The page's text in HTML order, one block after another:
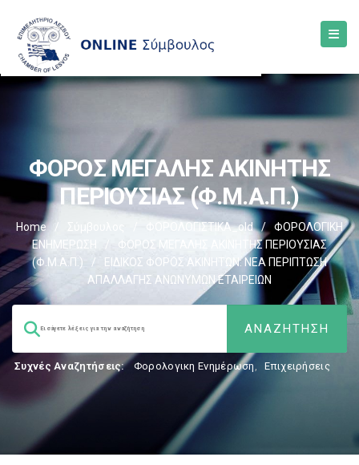
ΦΟΡΟΣ ΜΕΓΑΛΗΣ ΑΚΙΝΗΤΗΣ
ΠΕΡΙΟΥΣΙΑΣ (Φ.Μ.Α.Π.)
Home / Σύμβουλος ΦΟΡΟΛΟΓΙΣΤΙΚΑ_old /
ΦΟΡΟΛΟΓΙΚΗ
ΕΝΗΜΕΡΩΣΗ
/
ΦΟΡΟΣ ΜΕΓΑΛΗΣ ΑΚΙΝΗΤΗΣ ΠΕΡΙΟΥΣΙΑΣ
(Φ.Μ.Α.Π.)
/
ΕΙΔΙΚΟΣ ΦΟΡΟΣ ΑΚΙΝΗΤΩΝ: ΝΕΑ ΠΕΡΙΠΤΩΣΗ
ΑΠΑΛΛΑΓΗΣ ΑΝΩΝΥΜΩΝ ΕΤΑΙΡΕΙΩΝ
Συχνές Αναζητήσεις: Φορολογικη Ενημέρωση, Επιχειρήσεις